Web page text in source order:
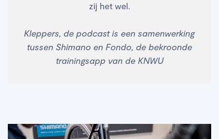
zij het wel.
Kleppers, de podcast is een samenwerking
tussen Shimano en Fondo, de bekroonde
trainingsapp van de KNWU